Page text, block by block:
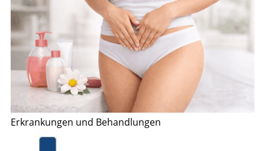
Erkrankungen und Behandlungen